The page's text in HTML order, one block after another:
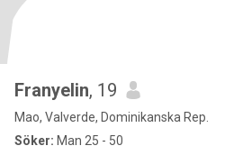
Franyelin, 19
Mao, Valverde, Dominikanska Rep.
Söker: Man 25 - 50